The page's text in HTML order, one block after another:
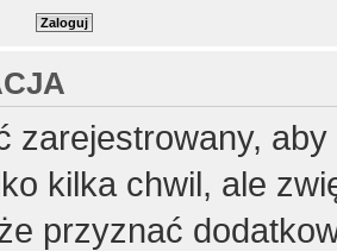
zarejestrowany,
kilka chwil, ale
przyznać